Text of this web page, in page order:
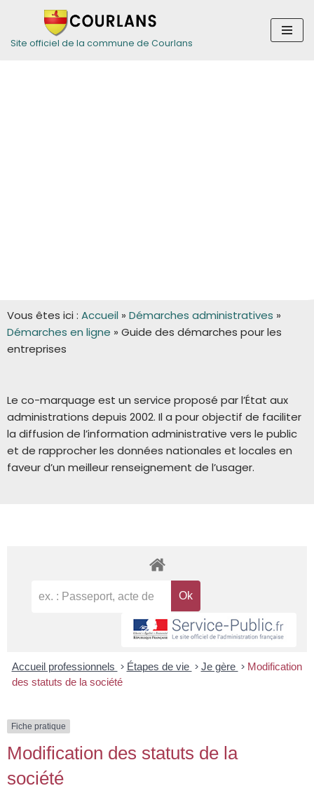
Aller
Site officiel de la commune de Courlans
Vous êtes ici : Accueil » Démarches administratives »
Démarches en ligne » Guide des démarches pour les
entreprises
Le co-marquage est un service proposé par l’État aux
administrations depuis 2002. Il a pour objectif de faciliter
la diffusion de l’information administrative vers le public
et de rapprocher les données nationales et locales en
faveur d’un meilleur renseignement de l’usager.
Accueil professionnels > Étapes de vie > Je gère > Modification
des statuts de la société
Fiche pratique
Modification des statuts de la
société